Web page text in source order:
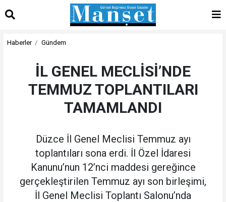
Haberler Gündem
İL GENEL MECLİSİ’NDE
TEMMUZ TOPLANTILARI
TAMAMLANDI
Düzce İl Genel Meclisi Temmuz ayı
toplantıları sona erdi. İl Özel İdaresi
Kanunu’nun 12’nci maddesi gereğince
gerçekleştirilen Temmuz ayı son birleşimi,
İl Genel Meclisi Toplantı Salonu’nda